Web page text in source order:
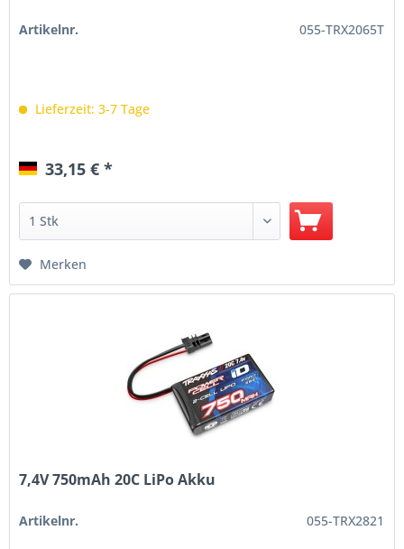
Artikelnr. 055-TRX2065T
Lieferzeit: 3-7 Tage
33,15 € *
Merken
7,4V 750mAh 20C LiPo Akku
Artikelnr. 055-TRX2821